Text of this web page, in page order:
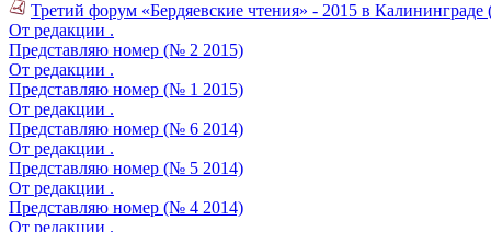
Третий форум «Бердяевские чтения» - 2015 в
От редакции .
Представляю номер (№ 2 2015)
От редакции .
Представляю номер (№ 1 2015)
От редакции .
Представляю номер (№ 6 2014)
От редакции .
Представляю номер (№ 5 2014)
От редакции .
Представляю номер (№ 4 2014)
От редакции .